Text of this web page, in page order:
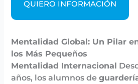
QUIERO INFORMACIÓN
Mentalidad Global: Un Pilar
los Más Pequeños
Mentalidad Internacional
años, los alumnos de